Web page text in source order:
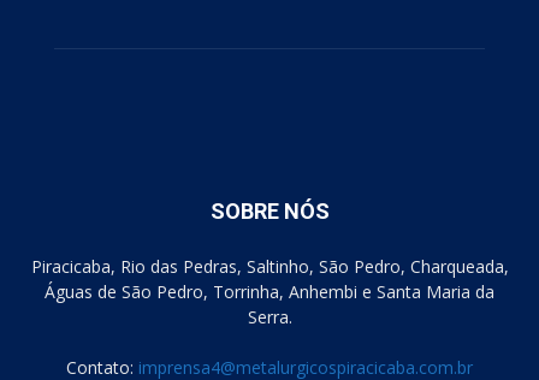
SOBRE NÓS
Piracicaba, Rio das Pedras, Saltinho, São Pedro, Charqueada,
Águas de São Pedro, Torrinha, Anhembi e Santa Maria da
Serra.
Contato: imprensa4@metalurgicospiracicaba.com.br